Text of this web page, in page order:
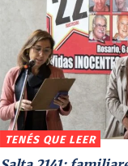
TENÉS QUE LEER